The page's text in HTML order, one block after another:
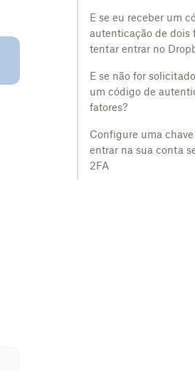
E se eu receber um
autenticação de dois
tentar entrar no
E se não for
um código de
fatores?
Configure uma
entrar na sua conta
2FA